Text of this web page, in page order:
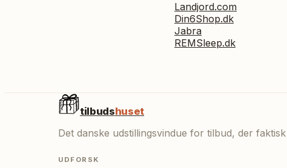
Landjord.com
Din6Shop.dk
Jabra
REMSleep.dk
tilbudshuset
Det danske udstillingsvindue for tilbud, der
UDFORSK